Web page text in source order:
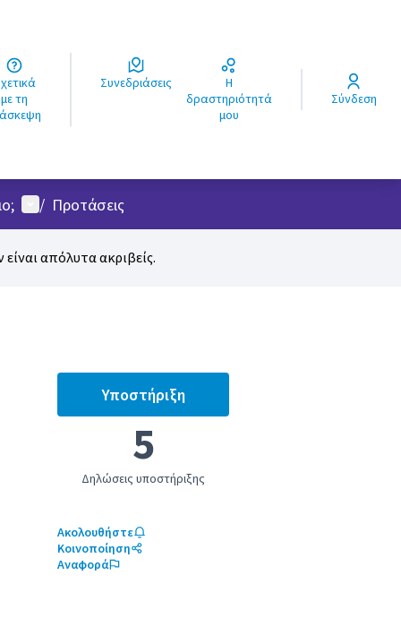
με τη
Συνεδριάσεις
Η
δραστηριότητά
μου
Σύνδεση
Μενού χρήστη
/ Προτάσεις
απόλυτα ακριβείς.
Υποστήριξη
Ζώντας μαζί
5
Δηλώσεις υποστήριξης
Ακολουθήστε
Κοινοποίηση
Αναφορά